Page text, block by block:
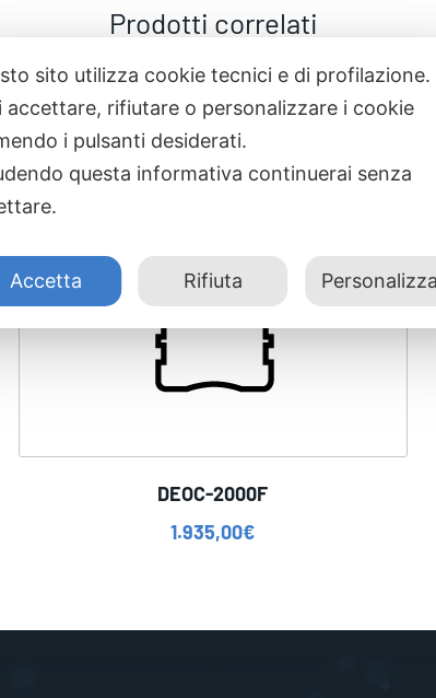
Prodotti correlati
DEOC-2000F
1.935,00€
sito utilizza cookie tecnici e di profilazione.
accettare, rifiutare o personalizzare i cookie
i pulsanti desiderati.
questa informativa continuerai senza
Accetta Rifiuta Personalizza